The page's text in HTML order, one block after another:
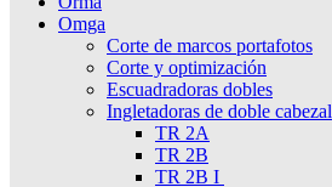
Omga
Corte de marcos portafotos
Corte y optimización
Escuadradoras dobles
Ingletadoras de doble cabezal
TR 2A
TR 2B
TR 2B I